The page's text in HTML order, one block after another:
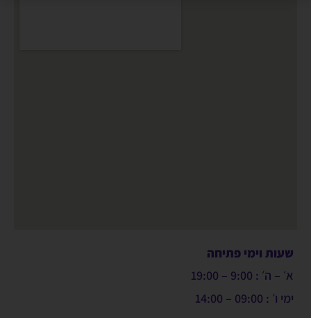
שעות וימי פתיחה
א׳ – ה׳ : 9:00 – 19:00
ימי ו׳ : 09:00 – 14:00